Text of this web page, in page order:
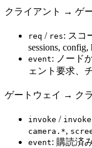
クライアント → ゲ
req / res: スコ
sessions,
event: ノード
ェント要求、
ゲートウェイ → ク
invoke /
camera.*,
event: 購読済